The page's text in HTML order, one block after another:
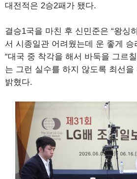
대전적은 2승2패가 됐다.
결승1국을 마친 후 신민준은 “왕싱
서 시종일관 어려웠는데 운 좋게 승
“대국 중 착각을 해서 바둑을 그르
는 그런 실수를 하지 않도록 최선을
밝혔다.